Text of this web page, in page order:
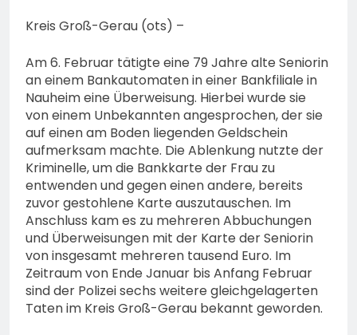
H. weiterhin vermisst –
Erneute Veröffentlichung
eines Fotos
6. August 2026
Kreis Groß-Gerau (ots) –
Am 6. Februar tätigte eine 79 Jahre alte Seniorin
an einem Bankautomaten in einer Bankfiliale in
Nauheim eine Überweisung. Hierbei wurde sie
von einem Unbekannten angesprochen, der sie
auf einen am Boden liegenden Geldschein
aufmerksam machte. Die Ablenkung nutzte der
Kriminelle, um die Bankkarte der Frau zu
entwenden und gegen einen andere, bereits
zuvor gestohlene Karte auszutauschen. Im
Anschluss kam es zu mehreren Abbuchungen
und Überweisungen mit der Karte der Seniorin
von insgesamt mehreren tausend Euro. Im
Zeitraum von Ende Januar bis Anfang Februar
sind der Polizei sechs weitere gleichgelagerten
Taten im Kreis Groß-Gerau bekannt geworden.